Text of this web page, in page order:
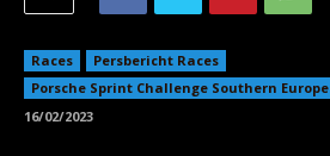
Races
Persbericht Races
Porsche Sprint Challenge Southern Europe
16/02/2023